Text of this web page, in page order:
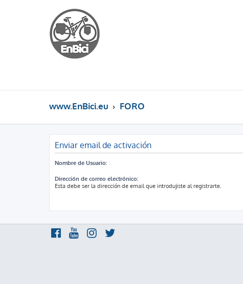
www.EnBici.eu FORO
Enviar email de activación
Nombre de Usuario:
Dirección de correo electrónico:
Esta debe ser la dirección de email que introdujiste al registrarte.